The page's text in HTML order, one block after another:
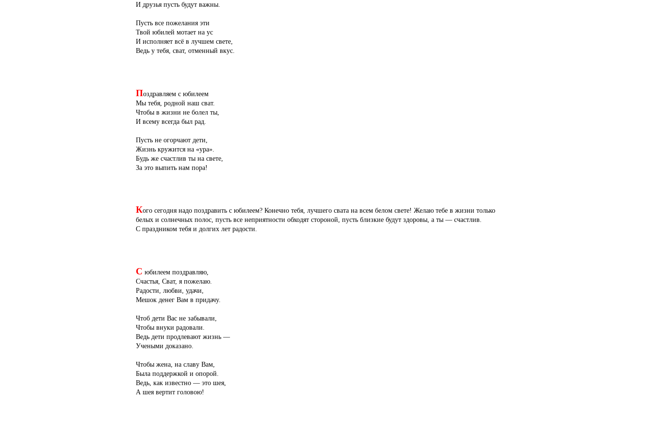
И друзья пусть будут важны.
Пусть все пожелания эти
Твой юбилей мотает на ус
И исполняет всё в лучшем свете,
Ведь у тебя, сват, отменный вкус.
Поздравляем с юбилеем
Мы тебя, родной наш сват.
Чтобы в жизни не болел ты,
И всему всегда был рад.
Пусть не огорчают дети,
Жизнь кружится на «ура».
Будь же счастлив ты на свете,
За это выпить нам пора!
Кого сегодня надо поздравить с юбилеем? Конечно тебя, лучшего свата на всем белом свете! Желаю тебе в жизни только
белых и солнечных полос, пусть все неприятности обходят стороной, пусть близкие будут здоровы, а ты — счастлив.
С праздником тебя и долгих лет радости.
С юбилеем поздравляю,
Счастья, Сват, я пожелаю.
Радости, любви, удачи,
Мешок денег Вам в придачу.
Чтоб дети Вас не забывали,
Чтобы внуки радовали.
Ведь дети продлевают жизнь —
Учеными доказано.
Чтобы жена, на славу Вам,
Была поддержкой и опорой.
Ведь, как известно — это шея,
А шея вертит головою!